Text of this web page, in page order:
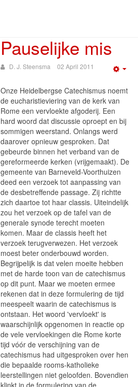
Pauselijke mis
D. J. Steensma 02 April 2011
Onze Heidelbergse Catechismus noemt
de eucharistieviering van de kerk van
Rome een vervloekte afgoderij. Een
hard woord dat discussie oproept en bij
sommigen weerstand. Onlangs werd
daarover opnieuw gesproken. Dat
gebeurde binnen het verband van de
gereformeerde kerken (vrijgemaakt). De
gemeente van Barneveld-Voorthuizen
deed een verzoek tot aanpassing van
de desbetreffende passage. Zij richtte
zich daartoe tot haar classis. Uiteindelijk
zou het verzoek op de tafel van de
generale synode terecht moeten
komen. Maar de classis heeft het
verzoek terugverwezen. Het verzoek
moest beter onderbouwd worden.
Begrijpelijk is dat velen moeite hebben
met de harde toon van de catechismus
op dit punt. Maar we moeten ermee
rekenen dat in deze formulering de tijd
meespeelt waarin de catechismus is
ontstaan. Het woord 'vervloekt' is
waarschijnlijk opgenomen in reactie op
de vele vervloekingen die Rome korte
tijd vóór de verschijning van de
catechismus had uitgesproken over hen
die bepaalde rooms-katholieke
leerstellingen niet geloofden. Bovendien
klinkt in de formulering van de